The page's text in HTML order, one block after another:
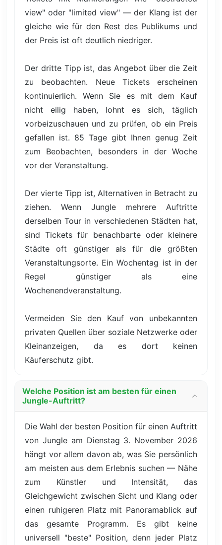
view" oder "limited view" — der Klang ist der
gleiche wie für den Rest des Publikums und
der Preis ist oft deutlich niedriger.
Der dritte Tipp ist, das Angebot über die Zeit
zu beobachten. Neue Tickets erscheinen
kontinuierlich. Wenn Sie es mit dem Kauf
nicht eilig haben, lohnt es sich, täglich
vorbeizuschauen und zu prüfen, ob ein Preis
gefallen ist. 85 Tage gibt Ihnen genug Zeit
zum Beobachten, besonders in der Woche
vor der Veranstaltung.
Der vierte Tipp ist, Alternativen in Betracht zu
ziehen. Wenn Jungle mehrere Auftritte
derselben Tour in verschiedenen Städten hat,
sind Tickets für benachbarte oder kleinere
Städte oft günstiger als für die größten
Veranstaltungsorte. Ein Wochentag ist in der
Regel günstiger als eine
Wochenendveranstaltung.
Vermeiden Sie den Kauf von unbekannten
privaten Quellen über soziale Netzwerke oder
Kleinanzeigen, da es dort keinen
Käuferschutz gibt.
Welche Position ist am besten für einen
Jungle-Auftritt?
Die Wahl der besten Position für einen Auftritt
von Jungle am Dienstag 3. November 2026
hängt vor allem davon ab, was Sie persönlich
am meisten aus dem Erlebnis suchen — Nähe
zum Künstler und Intensität, das
Gleichgewicht zwischen Sicht und Klang oder
einen ruhigeren Platz mit Panoramablick auf
das gesamte Programm. Es gibt keine
universell "beste" Position, denn jeder Platz